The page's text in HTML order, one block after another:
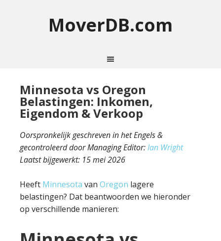
MoverDB.com
Minnesota vs Oregon
Belastingen: Inkomen,
Eigendom & Verkoop
Oorspronkelijk geschreven in het Engels &
gecontroleerd door Managing Editor:Ian Wright
Laatst bijgewerkt: 15 mei 2026
Heeft Minnesota van Oregon lagere
belastingen? Dat beantwoorden we hieronder
op verschillende manieren: